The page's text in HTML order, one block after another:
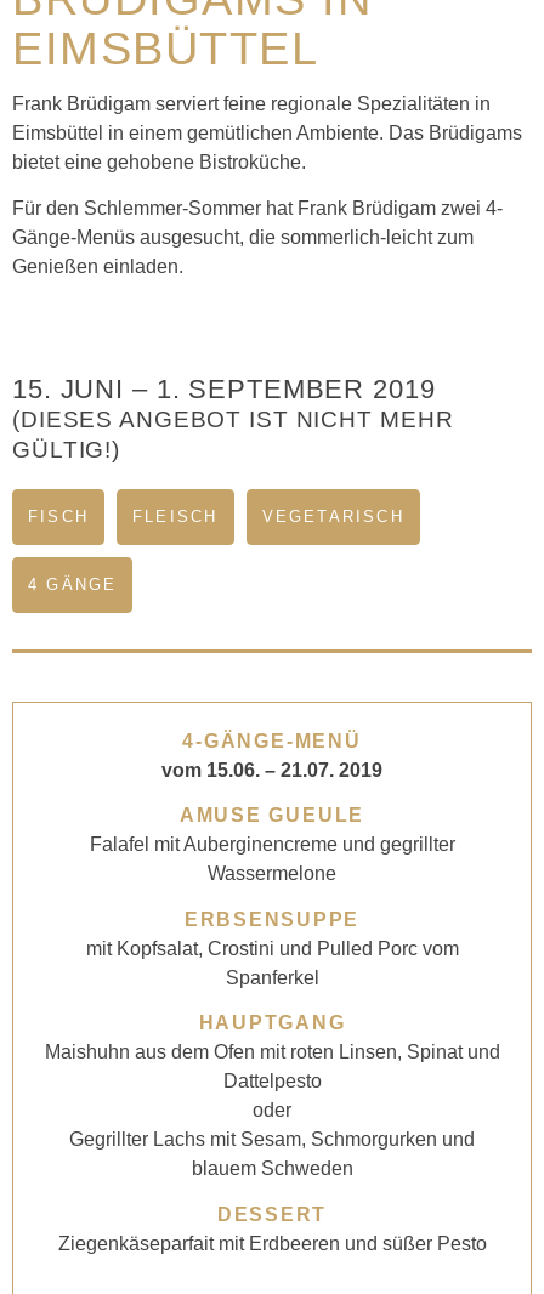
EIMSBÜTTEL
Frank Brüdigam serviert feine regionale Spezialitäten in
Eimsbüttel in einem gemütlichen Ambiente. Das Brüdigams
bietet eine gehobene Bistroküche.
Für den Schlemmer-Sommer hat Frank Brüdigam zwei 4-
Gänge-Menüs ausgesucht, die sommerlich-leicht zum
Genießen einladen.
15. JUNI – 1. SEPTEMBER 2019
(DIESES ANGEBOT IST NICHT MEHR
GÜLTIG!)
FISCH FLEISCH VEGETARISCH
4 GÄNGE
4-GÄNGE-MENÜ
vom 15.06. – 21.07. 2019
AMUSE GUEULE
Falafel mit Auberginencreme und gegrillter
Wassermelone
ERBSENSUPPE
mit Kopfsalat, Crostini und Pulled Porc vom
Spanferkel
HAUPTGANG
Maishuhn aus dem Ofen mit roten Linsen, Spinat und
Dattelpesto
oder
Gegrillter Lachs mit Sesam, Schmorgurken und
blauem Schweden
DESSERT
Ziegenkäseparfait mit Erdbeeren und süßer Pesto